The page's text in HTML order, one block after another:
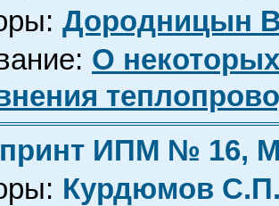
Дородницын
О
ИПМ № 16,
Курдюмов